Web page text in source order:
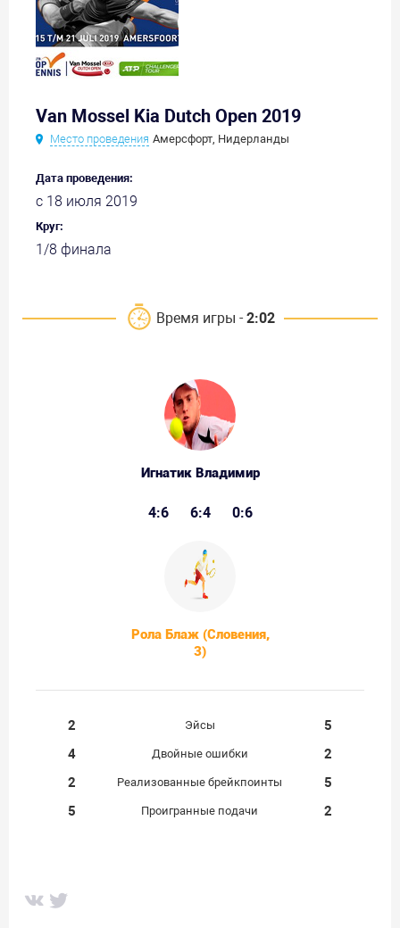
Van Mossel Kia Dutch Open 2019
Место проведения Амерсфорт, Нидерланды
Дата проведения:
с 18 июля 2019
Круг:
1/8 финала
Время игры - 2:02
Игнатик Владимир
4:6 6:4 0:6
Рола Блаж (Словения,
3)
2 Эйсы
5
4
Двойные ошибки
2
2
Реализованные брейкпоинты
5
5
Проигранные подачи 2